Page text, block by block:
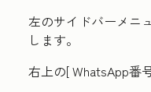
左のサイドバーメニ
します。
右上の[WhatsApp番